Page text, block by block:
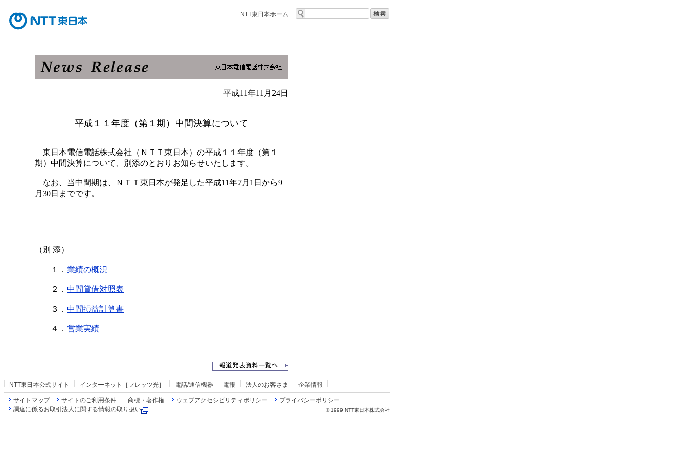
NTT東日本ホーム
平成11年11月24日
平成１１年度（第１期）中間決算について
東日本電信電話株式会社（ＮＴＴ東日本）の平成１１年度（第１
期）中間決算について、別添のとおりお知らせいたします。
なお、当中間期は、ＮＴＴ東日本が発足した平成11年7月1日から9
月30日までです。
（別 添）
１． 業績の概況
２． 中間貸借対照表
３． 中間損益計算書
４． 営業実績
NTT東日本公式サイト インターネット［フレッツ光］ 電話/通信機器 電報 法人のお客さま 企業情報
サイトマップ サイトのご利用条件 商標・著作権 ウェブアクセシビリティポリシー
プライバシーポリシー
調達に係るお取引法人に関する情報の取り扱い
©1999 NTT東日本株式会社